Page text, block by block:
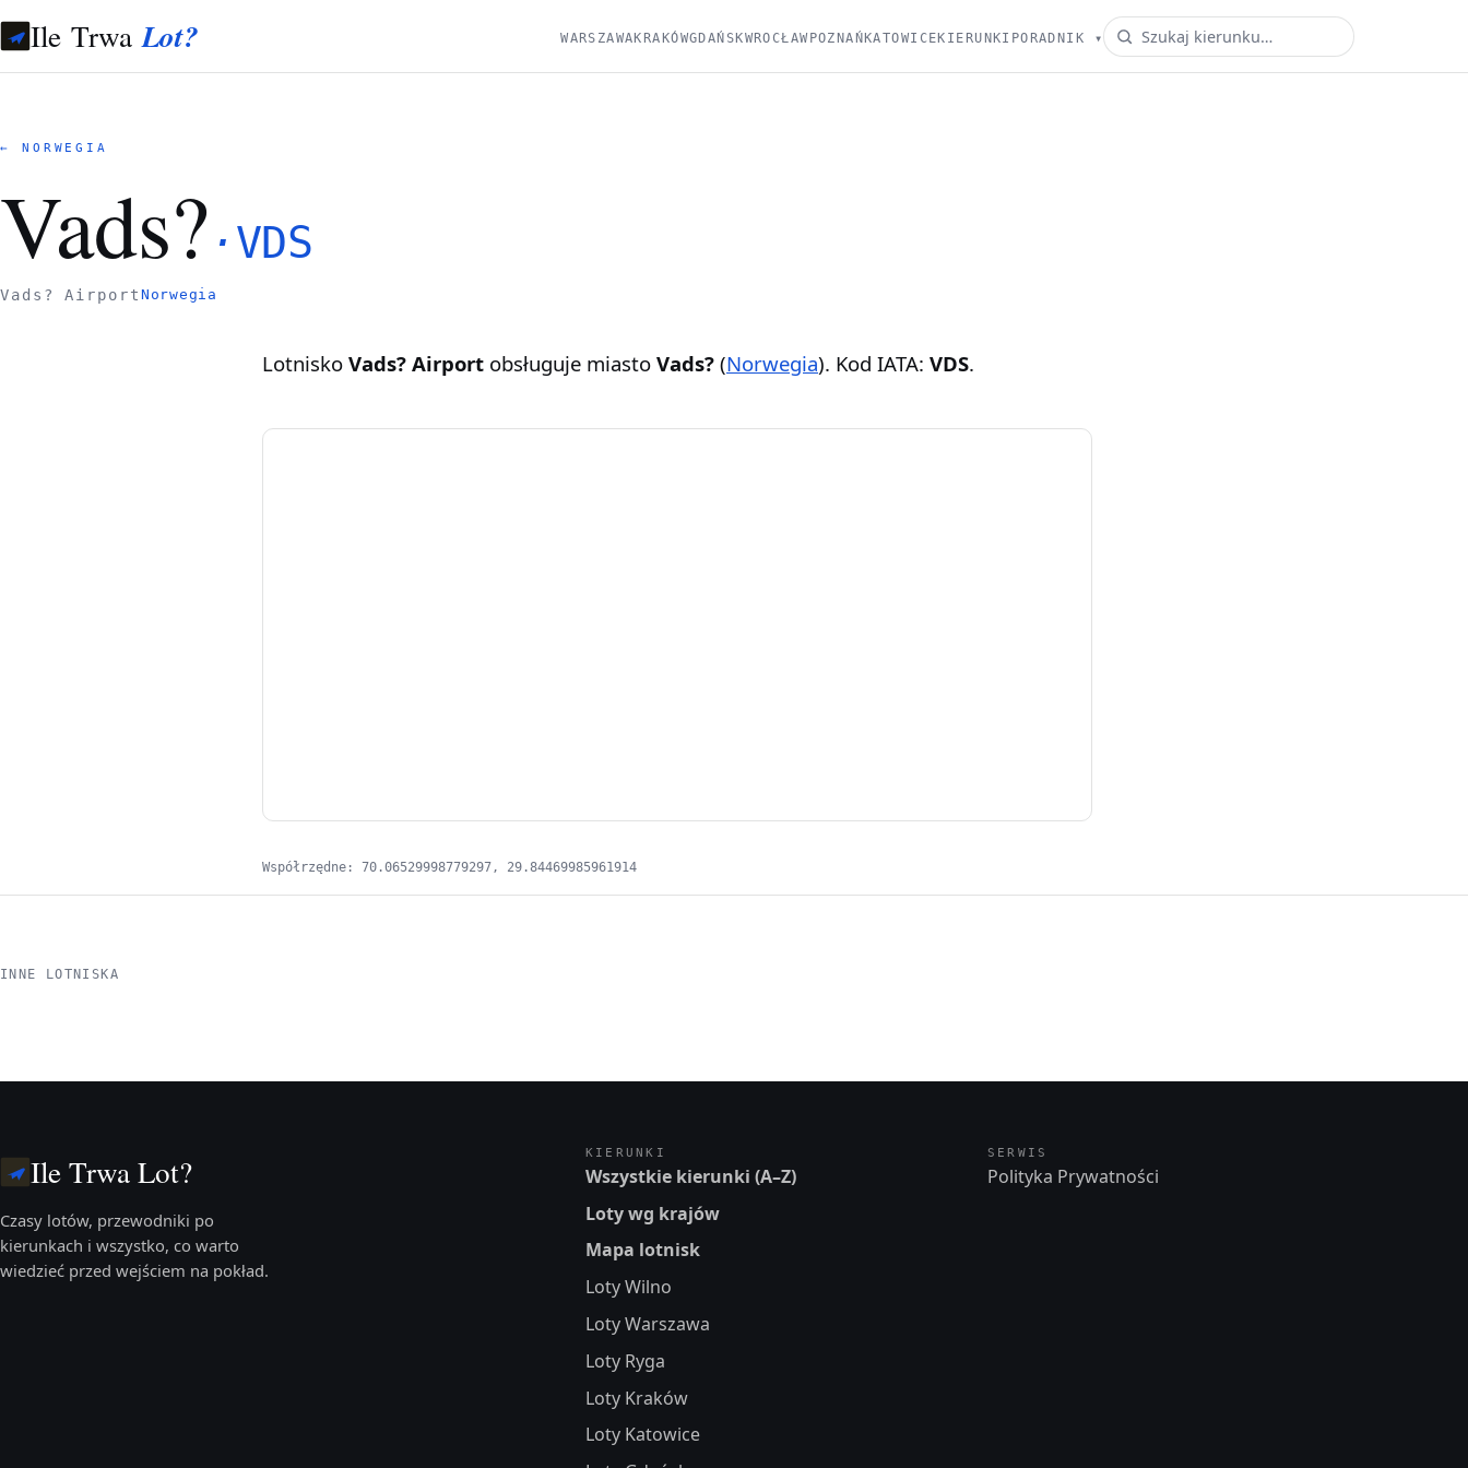
Ile TrwaLot? WARSZAWAKRAKÓWGDAŃSKWROCŁAW POZNAŃKATOWICEKIERUNKI PORADNIK ▾
← NORWEGIA
Vads? · VDS
Vads? Airport Norwegia
Lotnisko Vads? Airport obsługuje miasto Vads? (Norwegia). Kod IATA: VDS.
Współrzędne: 70.06529998779297, 29.84469985961914
INNE LOTNISKA
Ile Trwa Lot?
Czasy lotów, przewodniki po
kierunkach i wszystko, co warto
wiedzieć przed wejściem na pokład.
KIERUNKI
Wszystkie kierunki (A–Z)
Loty wg krajów
Mapa lotnisk
Loty Wilno
Loty Warszawa
Loty Ryga
Loty Kraków
Loty Katowice
SERWIS
Polityka Prywatności